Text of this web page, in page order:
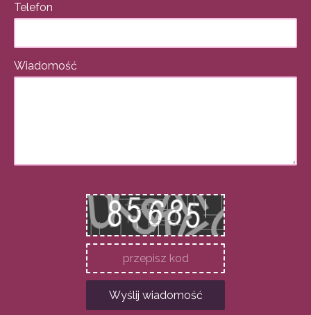
Telefon
Wiadomość
Wyślij wiadomość